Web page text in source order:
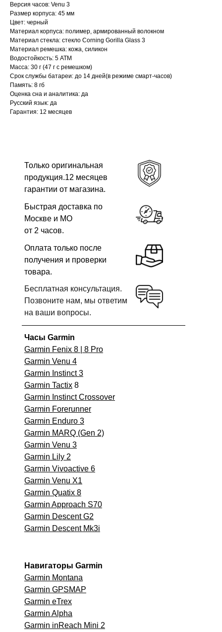
Версия часов: Venu 3
Размер корпуса: 45 мм
Цвет: черный
Материал корпуса: полимер, армированный волокном
Материал стекла: стекло Corning Gorilla Glass 3
Материал ремешка: кожа, силикон
Водостойкость: 5 АТМ
Масса: 30 г (47 г с ремешком)
Срок службы батареи: до 14 дней(в режиме смарт-часов)
Память: 8 гб
Оценка сна и аналитика: да
Русский язык: да
Гарантия: 12 месяцев
Оплата только после
получения и проверки
товара.
Быстрая доставка по
Москве и МО
от 2 часов.
Бесплатная консультация.
Позвоните нам, мы ответим
на ваши вопросы.
Только оригинальная
продукция.12 месяцев
гарантии от магазина.
Часы Garmin
Garmin Fenix 8 | 8 Pro
Garmin Venu 4
Garmin Instinct 3
Garmin Tactix 8
Garmin Instinct Crossover
Garmin Forerunner
Garmin Enduro 3
Garmin MARQ (Gen 2)
Garmin Venu 3
Garmin Lily 2
Garmin Vivoactive 6
Garmin Venu X1
Garmin Quatix 8
Garmin Approach S70
Garmin Descent G2
Garmin Descent Mk3i
Навигаторы Garmin
Garmin Montana
Garmin GPSMAP
Garmin eTrex
Garmin Alpha
Garmin inReach Mini 2